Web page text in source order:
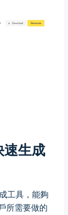
生成
工具，能夠
所需要做的